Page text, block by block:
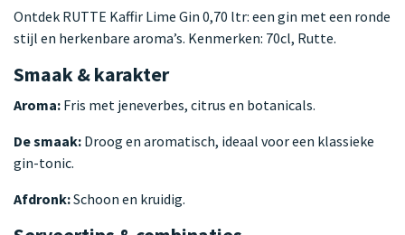
Ontdek RUTTE Kaffir Lime Gin 0,70 ltr: een gin met een ronde
stijl en herkenbare aroma’s. Kenmerken: 70cl, Rutte.
Smaak & karakter
Aroma: Fris met jeneverbes, citrus en botanicals.
De smaak: Droog en aromatisch, ideaal voor een klassieke
gin-tonic.
Afdronk:Schoon en kruidig.